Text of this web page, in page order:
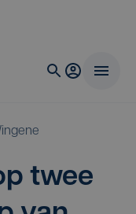
twee